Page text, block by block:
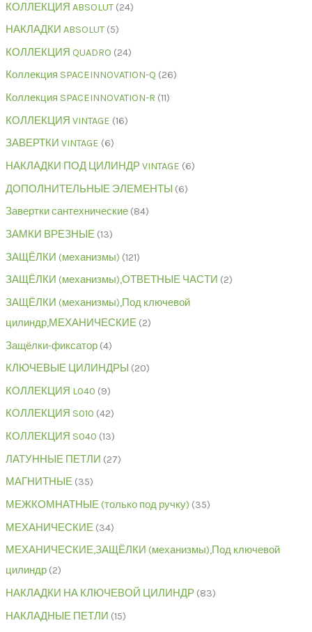
КОЛЛЕКЦИЯ ABSOLUT 24
НАКЛАДКИ ABSOLUT 5
КОЛЛЕКЦИЯ QUADRO 24
Коллекция SPACEINNOVATION-Q 26
Коллекция SPACEINNOVATION-R 11
КОЛЛЕКЦИЯ VINTAGE 16
ЗАВЕРТКИ VINTAGE 6
НАКЛАДКИ ПОД ЦИЛИНДР VINTAGE 6
ДОПОЛНИТЕЛЬНЫЕ ЭЛЕМЕНТЫ
6
Завертки сантехнические 84
ЗАМКИ ВРЕЗНЫЕ 13
ЗАЩЁЛКИ (механизмы) 121
ЗАЩЁЛКИ (механизмы),ОТВЕТНЫЕ ЧАСТИ 2
ЗАЩЁЛКИ (механизмы),Под ключевой
цилиндр,МЕХАНИЧЕСКИЕ 2
Защёлки-фиксатор 4
КЛЮЧЕВЫЕ ЦИЛИНДРЫ
20
КОЛЛЕКЦИЯ L040 9
КОЛЛЕКЦИЯ S010 42
КОЛЛЕКЦИЯ S040 13
ЛАТУННЫЕ ПЕТЛИ 27
МАГНИТНЫЕ 35
МЕЖКОМНАТНЫЕ (только под ручку) 35
МЕХАНИЧЕСКИЕ 34
МЕХАНИЧЕСКИЕ,ЗАЩЁЛКИ (механизмы),Под ключевой
цилиндр 2
НАКЛАДКИ НА КЛЮЧЕВОЙ ЦИЛИНДР 83
НАКЛАДНЫЕ ПЕТЛИ 15